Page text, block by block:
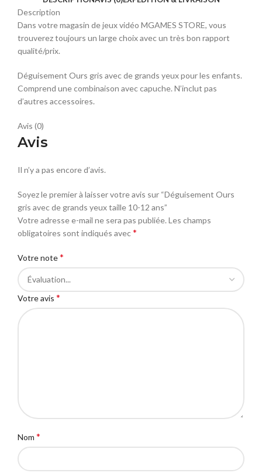
Description
Dans votre magasin de jeux vidéo MGAMES STORE, vous
trouverez toujours un large choix avec un très bon rapport
qualité/prix.
Déguisement Ours gris avec de grands yeux pour les enfants.
Comprend une combinaison avec capuche. N’inclut pas
d’autres accessoires.
Avis (0)
Avis
Il n’y a pas encore d’avis.
Soyez le premier à laisser votre avis sur “Déguisement Ours
gris avec de grands yeux taille 10-12 ans”
Votre adresse e-mail ne sera pas publiée.Les champs
obligatoires sont indiqués avec*
Votre note*
Votre avis *
Nom *